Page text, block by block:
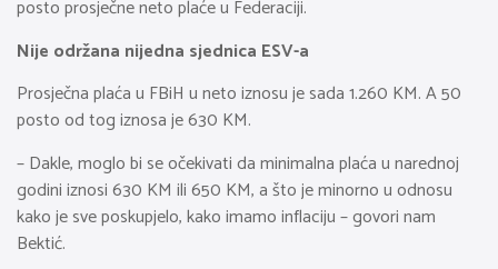
posto prosječne neto plaće u Federaciji.
Nije održana nijedna sjednica ESV-a
Prosječna plaća u FBiH u neto iznosu je sada 1.260 KM. A 50
posto od tog iznosa je 630 KM.
– Dakle, moglo bi se očekivati da minimalna plaća u narednoj
godini iznosi 630 KM ili 650 KM, a što je minorno u odnosu
kako je sve poskupjelo, kako imamo inflaciju – govori nam
Bektić.